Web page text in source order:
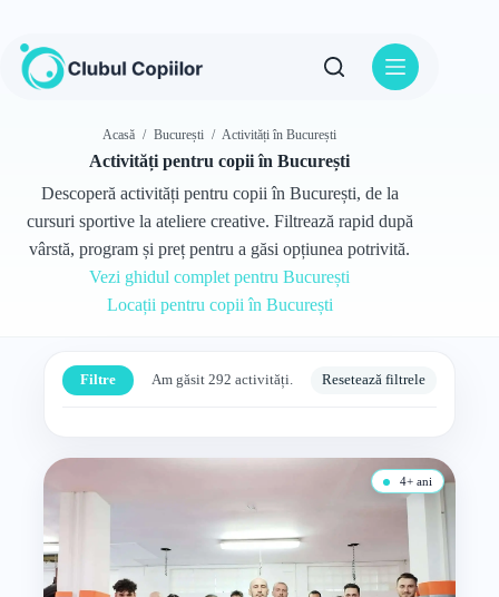
conținut
Acasă / București / Activități în București
Activități pentru copii în București
Descoperă activități pentru copii în București, de la
cursuri sportive la ateliere creative. Filtrează rapid după
vârstă, program și preț pentru a găsi opțiunea potrivită.
Vezi ghidul complet pentru București
Locații pentru copii în București
Filtre Am găsit 292 activități. Resetează filtrele
4+ ani